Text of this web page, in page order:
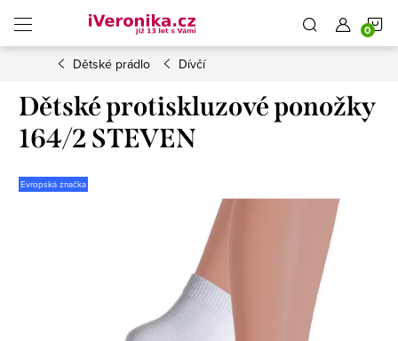
obsah
Dětské prádlo Dívčí
Dětské protiskluzové ponožky
164/2 STEVEN
Evropská značka